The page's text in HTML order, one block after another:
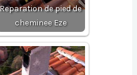
Reparation de pied de
cheminee Eze